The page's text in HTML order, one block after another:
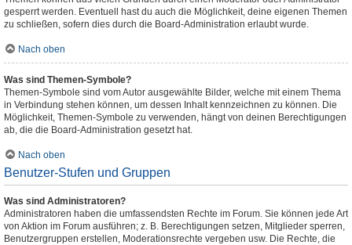
gesperrt werden. Eventuell hast du auch die Möglichkeit, deine eigenen Themen
zu schließen, sofern dies durch die Board-Administration erlaubt wurde.
Nach oben
Was sind Themen-Symbole?
Themen-Symbole sind vom Autor ausgewählte Bilder, welche mit einem Thema
in Verbindung stehen können, um dessen Inhalt kennzeichnen zu können. Die
Möglichkeit, Themen-Symbole zu verwenden, hängt von deinen Berechtigungen
ab, die die Board-Administration gesetzt hat.
Nach oben
Benutzer-Stufen und Gruppen
Was sind Administratoren?
Administratoren haben die umfassendsten Rechte im Forum. Sie können jede Art
von Aktion im Forum ausführen; z. B. Berechtigungen setzen, Mitglieder sperren,
Benutzergruppen erstellen, Moderationsrechte vergeben usw. Die Rechte, die